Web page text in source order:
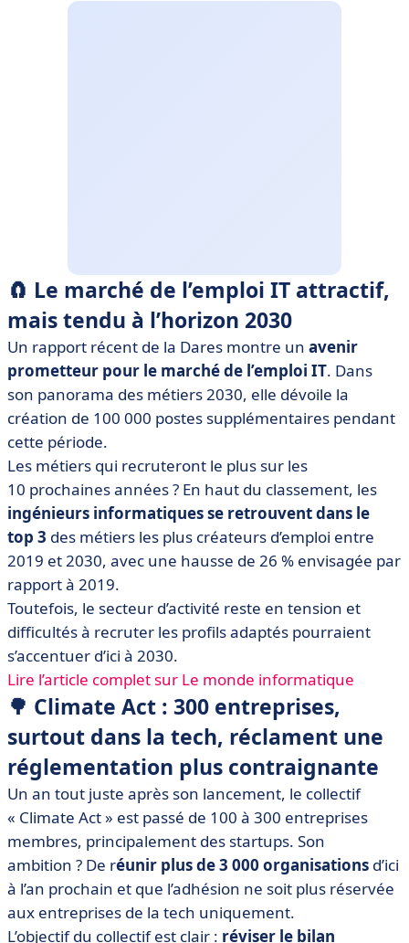
🧲 Le marché de l’emploi IT attractif,
mais tendu à l’horizon 2030
Un rapport récent de la Dares montre un avenir
prometteur pour le marché de l’emploi IT. Dans
son panorama des métiers 2030, elle dévoile la
création de 100 000 postes supplémentaires pendant
cette période.
Les métiers qui recruteront le plus sur les
10 prochaines années ? En haut du classement, les
ingénieurs informatiques se retrouvent dans le
top 3 des métiers les plus créateurs d’emploi entre
2019 et 2030, avec une hausse de 26 % envisagée par
rapport à 2019.
Toutefois, le secteur d’activité reste en tension et
difficultés à recruter les profils adaptés pourraient
s’accentuer d’ici à 2030.
Lire l’article complet sur Le monde informatique
🌳 Climate Act : 300 entreprises,
surtout dans la tech, réclament une
réglementation plus contraignante
Un an tout juste après son lancement, le collectif
« Climate Act » est passé de 100 à 300 entreprises
membres, principalement des startups. Son
ambition ? De réunir plus de 3 000 organisations d’ici
à l’an prochain et que l’adhésion ne soit plus réservée
aux entreprises de la tech uniquement.
L’objectif du collectif est clair : réviser le bilan